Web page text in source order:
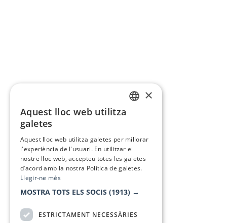
×
Aquest lloc web utilitza
galetes
Aquest lloc web utilitza galetes per millorar
l'experiència de l'usuari. En utilitzar el
nostre lloc web, accepteu totes les galetes
d’acord amb la nostra Política de galetes.
Llegir-ne més
MOSTRA TOTS ELS SOCIS (1913) →
ESTRICTAMENT NECESSÀRIES